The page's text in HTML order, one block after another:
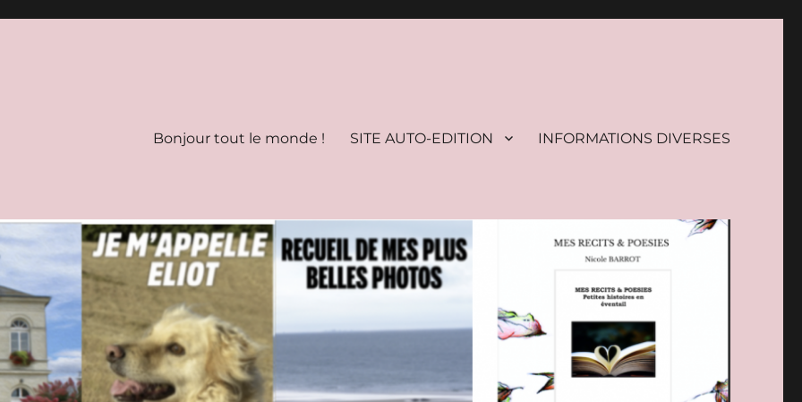
Bonjour tout le monde ! SITE AUTO-EDITION INFORMATIONS DIVERSES